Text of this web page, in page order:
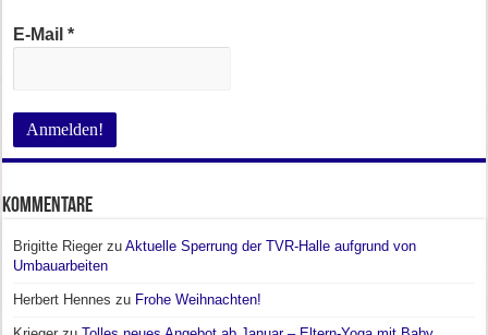
E-Mail*
Kommentare
Brigitte Rieger zuAktuelle Sperrung der TVR-Halle aufgrund von
Umbauarbeiten
Herbert Hennes zu Frohe Weihnachten!